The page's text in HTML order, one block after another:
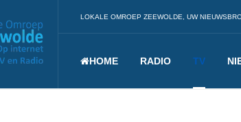
LOKALE OMROEP ZEEWOLDE, UW
HOME RADIO TV